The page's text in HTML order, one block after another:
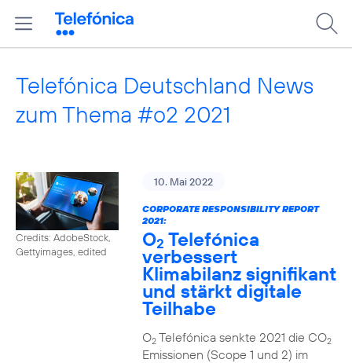
Telefónica Deutschland News
zum Thema #o2 2021
Credits: AdobeStock,
Gettyimages, edited
10. Mai 2022
CORPORATE RESPONSIBILITY REPORT
2021:
O2 Telefónica
verbessert
Klimabilanz signifikant
und stärkt digitale
Teilhabe
O2Telefónica senkte 2021 die CO2
Emissionen (Scope 1 und 2) im